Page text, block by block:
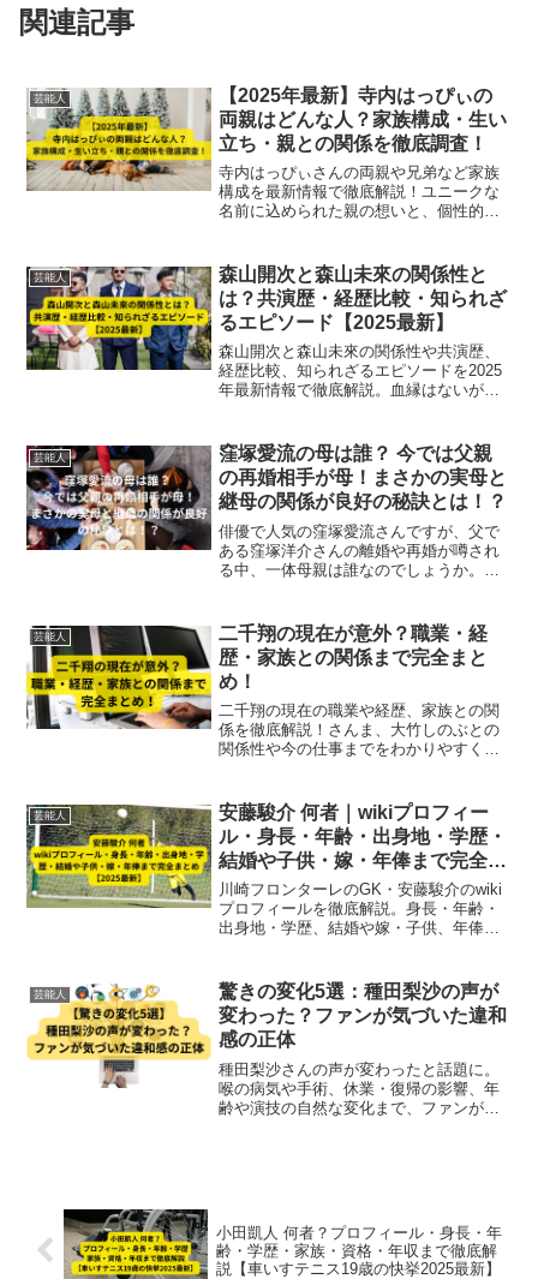
関連記事
芸能人
【2025年最新】寺内はっぴぃの
両親はどんな人？家族構成・生い
立ち・親との関係を徹底調査！
寺内はっぴぃさんの両親や兄弟など家族
構成を最新情報で徹底解説！ユニークな
名前に込められた親の想いと、個性的な
芸能人
森山開次と森山未來の関係性と
は？共演歴・経歴比較・知られざ
るエピソード【2025最新】
森山開次と森山未來の関係性や共演歴、
経歴比較、知られざるエピソードを2025
年最新情報で徹底解説。血縁はないが、
芸能人
窪塚愛流の母は誰？ 今では父親
の再婚相手が母！まさかの実母と
継母の関係が良好の秘訣とは！？
俳優で人気の窪塚愛流さんですが、父で
ある窪塚洋介さんの離婚や再婚が噂され
る中、一体母親は誰なのでしょうか。ま
が、その良好な関係の秘訣を徹底調査し
ました。
芸能人
二千翔の現在が意外？職業・経
歴・家族との関係まで完全まと
め！
二千翔の現在の職業や経歴、家族との関
係を徹底解説！さんま、大竹しのぶとの
関係性や今の仕事までをわかりやすく紹
芸能人
安藤駿介 何者｜wikiプロフィー
ル・身長・年齢・出身地・学歴・
結婚や子供・嫁・年俸まで完全ま
とめ【2025最新】
川崎フロンターレのGK・安藤駿介のwiki
プロフィールを徹底解説。身長・年齢・
出身地・学歴、結婚や嫁・子供、年俸ま
芸能人
驚きの変化5選：種田梨沙の声が
変わった？ファンが気づいた違和
感の正体
種田梨沙さんの声が変わったと話題に。
喉の病気や手術、休業・復帰の影響、年
齢や演技の自然な変化まで、ファンが気
小田凱人 何者？プロフィール・身長・年
齢・学歴・家族・資格・年収まで徹底解
説【車いすテニス19歳の快挙2025最新】